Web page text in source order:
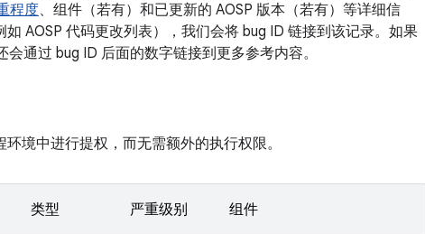
程度、组件（若有）和已更新的 AOSP 版本（若有）等详细信
AOSP 代码更改列表），我们会将 bug ID 链接到该记录。如果
通过 bug ID 后面的数字链接到更多参考内容。
境中进行提权，而无需额外的执行权限。
类型 严重级别 组件